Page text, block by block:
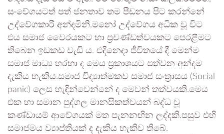
සංවේගයටත් පත් ජනතාව තම පීඩනය පිට කරන්නේ
උද්වේගකාරී අන්දමිනි.මනෝ උද්වේගය අධික වූ විට
එය සමාජ වෛරයකට හා ප්‍රචණ්ඩත්වයකට පෙරළීමට
තිබෙන ඉඩකඩ වැඩි ය. එදිනෙදා ජීවිතයේ දී මෙන්ම
සමාජ මාධ්‍ය හරහා ද මෙය ප්‍රකාශයට පත්වන අන්දම
දැකිය හැකිය.සමාජ විද්‍යාත්මකව සමාජ සංත්‍රාසය (Social
panic) ලෙස හැඳින්වෙන්නේ ද මෙවන් තත්වයකි.මෙය
එක හා සමාන පුද්ගල මානසිකත්වයන් බද්ධ වූ
කණ්ඩායම් ආවේගයක් මත පැනනඟින ලද්දකි.පසුව එහි
සමාජමය ව්‍යාප්තියක් ද දැකිය හැකිව තිබේ.